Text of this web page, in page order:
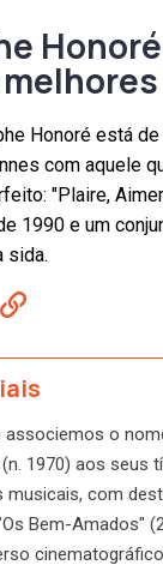
Honoré está
com aquele
"Plaire,
1990 e um
sida.
associemos o
1970) aos seus
musicais, com
Bem-Amados"